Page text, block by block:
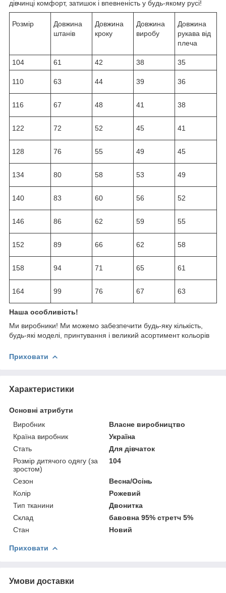
дівчинці комфорт, затишок і впевненість у будь-якому русі!
Розмір
Довжина
штанів
Довжина
кроку
Довжина
виробу
Довжина
рукава від
плеча
104 61 42 38 35
110 63 44 39 36
116 67 48 41 38
122 72 52 45 41
128 76 55 49 45
134 80 58 53 49
140 83 60 56 52
146 86 62 59 55
152 89 66 62 58
158 94 71 65 61
164 99 76 67 63
Наша особливість!
Ми виробники! Ми можемо забезпечити будь-яку кількість,
будь-які моделі, принтування і великий асортимент кольорів
Приховати
Характеристики
Основні атрибути
Виробник
Власне виробництво
Країна виробник
Україна
Стать
Для дівчаток
Розмір дитячого одягу (за
зростом)
104
Сезон
Весна/Осінь
Колір
Рожевий
Тип тканини
Двонитка
Склад
бавовна 95% стретч 5%
Стан
Новий
Приховати
Умови доставки